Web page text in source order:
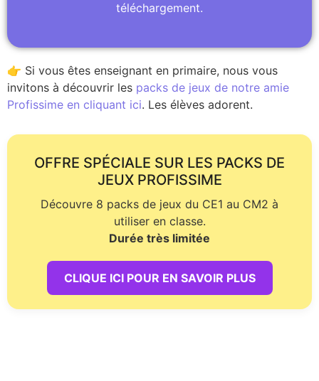
téléchargement.
👉 Si vous êtes enseignant en primaire, nous vous
invitons à découvrir les packs de jeux de notre amie
Profissime en cliquant ici. Les élèves adorent.
OFFRE SPÉCIALE SUR LES PACKS DE
JEUX PROFISSIME
Découvre 8 packs de jeux du CE1 au CM2 à
utiliser en classe.
Durée très limitée
CLIQUE ICI POUR EN SAVOIR PLUS